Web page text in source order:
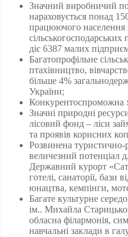
Значний виробничий
нараховується понад
працюючого населення
діє 6387 малих
Багатопрофільне
птахівництво,
більше 4%
України;
Конкурентоспроможна
Значні природні
лісовий фонд – ліси
та проявів корисних
Розвинена туристично-
величезний потенціал
Державний курорт
готелі, санаторії, бази
юнацтва, кемпінги,
Багате культурне
ім.. Михайла
обласна філармонія,
навчальні заклади в